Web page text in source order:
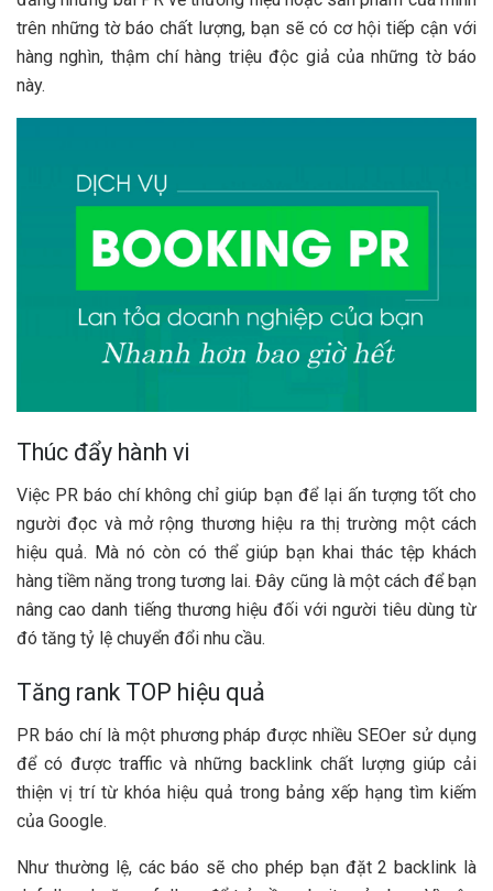
trên những tờ báo chất lượng, bạn sẽ có cơ hội tiếp cận với
hàng nghìn, thậm chí hàng triệu độc giả của những tờ báo
này.
Thúc đẩy hành vi
Việc PR báo chí không chỉ giúp bạn để lại ấn tượng tốt cho
người đọc và mở rộng thương hiệu ra thị trường một cách
hiệu quả. Mà nó còn có thể giúp bạn khai thác tệp khách
hàng tiềm năng trong tương lai. Đây cũng là một cách để bạn
nâng cao danh tiếng thương hiệu đối với người tiêu dùng từ
đó tăng tỷ lệ chuyển đổi nhu cầu.
Tăng rank TOP hiệu quả
PR báo chí là một phương pháp được nhiều SEOer sử dụng
để có được traffic và những backlink chất lượng giúp cải
thiện vị trí từ khóa hiệu quả trong bảng xếp hạng tìm kiếm
của Google.
Như thường lệ, các báo sẽ cho phép bạn đặt 2 backlink là